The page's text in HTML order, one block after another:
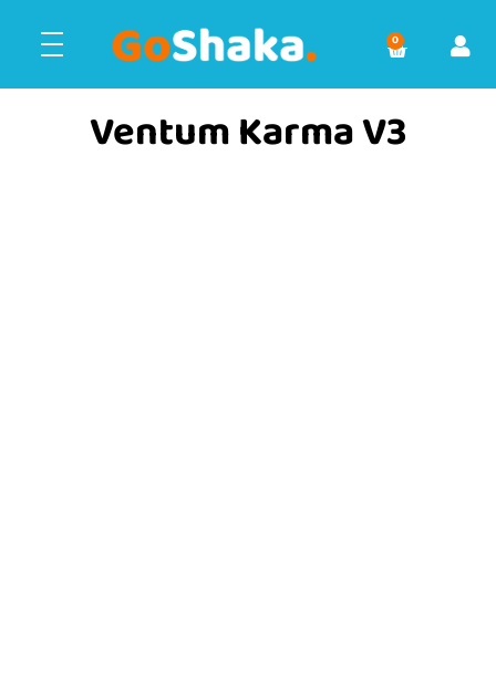
0
Ventum Karma V3